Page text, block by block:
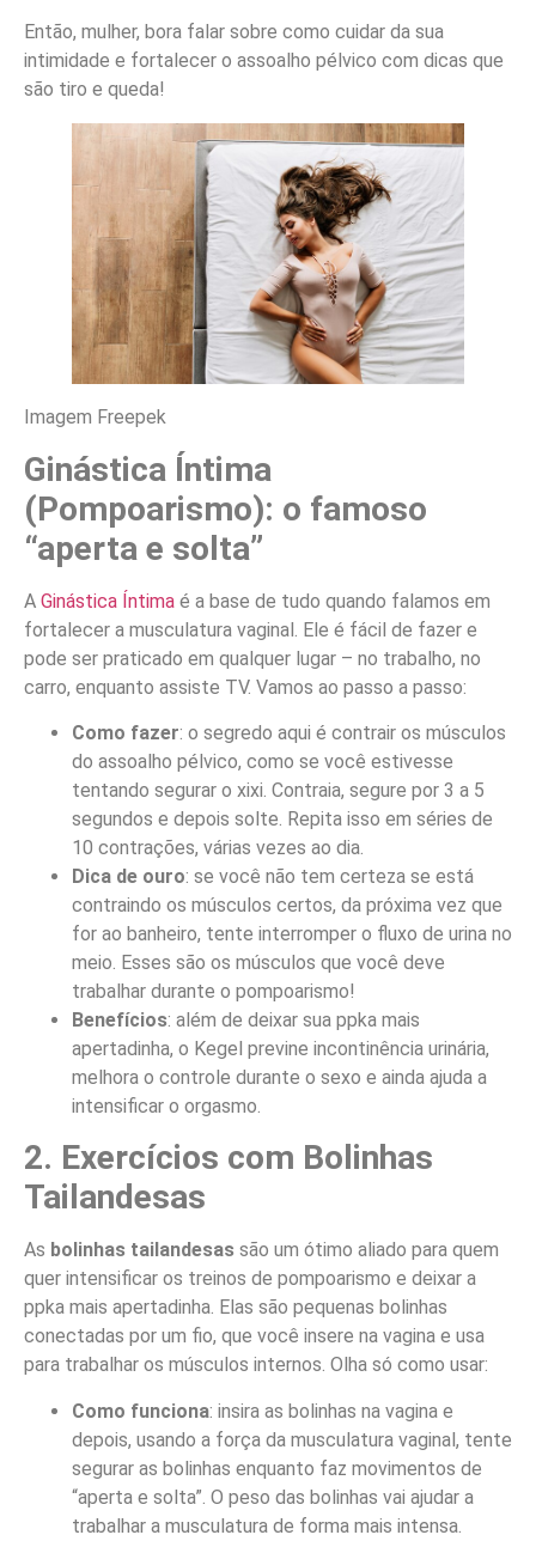
Então, mulher, bora falar sobre como cuidar da sua
intimidade e fortalecer o assoalho pélvico com dicas que
são tiro e queda!
Imagem Freepek
Ginástica Íntima
(Pompoarismo): o famoso
“aperta e solta”
A Ginástica Íntima é a base de tudo quando falamos em
fortalecer a musculatura vaginal. Ele é fácil de fazer e
pode ser praticado em qualquer lugar – no trabalho, no
carro, enquanto assiste TV. Vamos ao passo a passo:
Como fazer: o segredo aqui é contrair os músculos
do assoalho pélvico, como se você estivesse
tentando segurar o xixi. Contraia, segure por 3 a 5
segundos e depois solte. Repita isso em séries de
10 contrações, várias vezes ao dia.
Dica de ouro: se você não tem certeza se está
contraindo os músculos certos, da próxima vez que
for ao banheiro, tente interromper o fluxo de urina no
meio. Esses são os músculos que você deve
trabalhar durante o pompoarismo!
Benefícios: além de deixar sua ppka mais
apertadinha, o Kegel previne incontinência urinária,
melhora o controle durante o sexo e ainda ajuda a
intensificar o orgasmo.
2. Exercícios com Bolinhas
Tailandesas
As bolinhas tailandesas são um ótimo aliado para quem
quer intensificar os treinos de pompoarismo e deixar a
ppka mais apertadinha. Elas são pequenas bolinhas
conectadas por um fio, que você insere na vagina e usa
para trabalhar os músculos internos. Olha só como usar:
Como funciona: insira as bolinhas na vagina e
depois, usando a força da musculatura vaginal, tente
segurar as bolinhas enquanto faz movimentos de
“aperta e solta”. O peso das bolinhas vai ajudar a
trabalhar a musculatura de forma mais intensa.